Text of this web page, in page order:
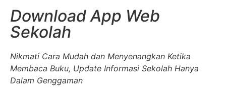
Download App Web
Sekolah
Nikmati Cara Mudah dan Menyenangkan Ketika
Membaca Buku, Update Informasi Sekolah Hanya
Dalam Genggaman